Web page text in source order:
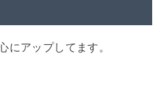
アップしてます。